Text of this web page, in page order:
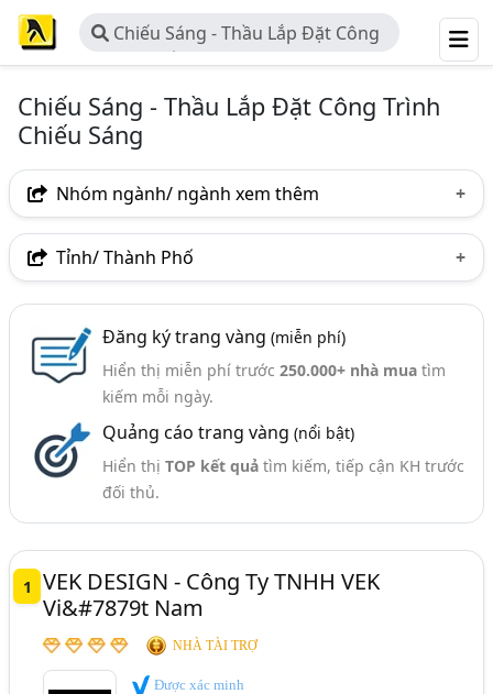
Chiếu Sáng - Thầu Lắp Đặt Công
Trình Chiếu Sáng
Chiếu Sáng - Thầu Lắp Đặt Công Trình
Chiếu Sáng
Nhóm ngành/ ngành xem thêm
Ngành nghề
Ngành xem thêm
Đèn Chiếu Sáng (Đèn Pha, Cao Áp, Huỳnh Quang,..) -
Kinh Doanh Và Phân Phối (466)
Chiếu Sáng - Thiết Bị Chiếu Sáng, Hệ Thống Chiếu
Sáng (226)
Ánh Sáng - Đèn Sân Khấu Và Thiết Bị Sân Khấu (Máy
Khói, Máy Phun Lửa,.) (119)
Tỉnh/ Thành Phố
Tp. Đà Nẵng
TP. Hải Phòng
Thừa Thiên Huế
TP. Cần Thơ
Hải Dương
Đăng ký trang vàng (miễn phí)
Hiển thị miễn phí trước 250.000+ nhà muatìm
kiếm mỗi ngày.
Quảng cáo trang vàng (nổi bật)
Hiển thị TOP kết quảtìm kiếm, tiếp cận KH trước
đối thủ.
1
VEK DESIGN - Công Ty TNHH VEK
Vi&#7879t Nam
NHÀ TÀI TRỢ
Được xác minh